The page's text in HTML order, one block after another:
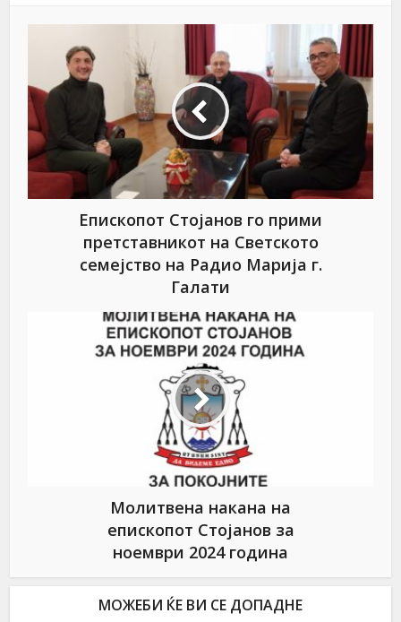
Епископот Стојанов го прими
претставникот на Светското
семејство на Радио Марија г.
Галати
Молитвена накана на
епископот Стојанов за
ноември 2024 година
МОЖЕБИ ЌЕ ВИ СЕ ДОПАДНЕ